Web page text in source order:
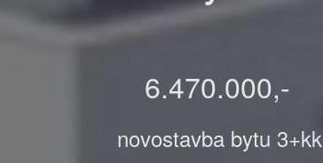
6.470.000,-
novostavba bytu 3+kk